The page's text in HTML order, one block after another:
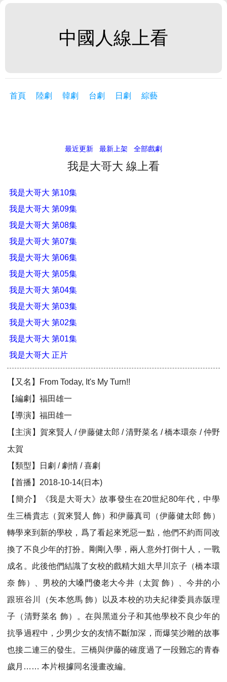
中國人線上看
首頁 陸劇 韓劇 台劇 日劇 綜藝
最近更新 最新上架 全部戲劇
我是大哥大 線上看
我是大哥大 第10集
我是大哥大 第09集
我是大哥大 第08集
我是大哥大 第07集
我是大哥大 第06集
我是大哥大 第05集
我是大哥大 第04集
我是大哥大 第03集
我是大哥大 第02集
我是大哥大 第01集
我是大哥大 正片
【又名】From Today, It's My Turn!!
【編劇】福田雄一
【導演】福田雄一
【主演】賀來賢人 / 伊藤健太郎 / 清野菜名 / 橋本環奈 / 仲野
太賀
【類型】日劇 / 劇情 / 喜劇
【首播】2018-10-14(日本)
【簡介】《我是大哥大》故事發生在20世紀80年代，中學
生三橋貴志（賀來賢人 飾）和伊藤真司（伊藤健太郎 飾）
轉學來到新的學校，爲了看起來兇惡一點，他們不約而同改
換了不良少年的打扮。剛剛入學，兩人意外打倒十人，一戰
成名。此後他們結識了女校的戲精大姐大早川京子（橋本環
奈 飾）、男校的大嗓門傻老大今井（太賀 飾）、今井的小
跟班谷川（矢本悠馬 飾）以及本校的功夫紀律委員赤阪理
子（清野菜名 飾）。在與黑道分子和其他學校不良少年的
抗爭過程中，少男少女的友情不斷加深，而爆笑沙雕的故事
也接二連三的發生。三橋與伊藤的確度過了一段難忘的青春
歲月…… 本片根據同名漫畫改編。